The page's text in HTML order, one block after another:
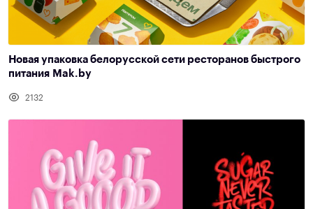
Новая упаковка белорусской сети ресторанов быстрого
питания Mak.by
2132